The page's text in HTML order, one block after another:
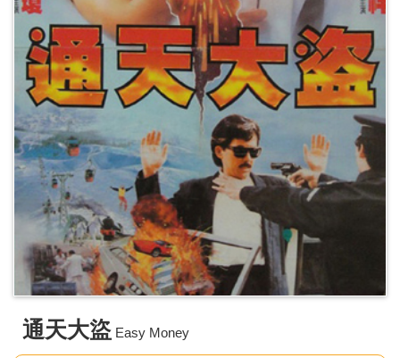
通天大盜 Easy Money